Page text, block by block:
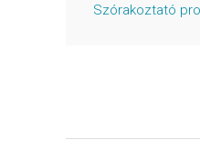
Szórakoztató